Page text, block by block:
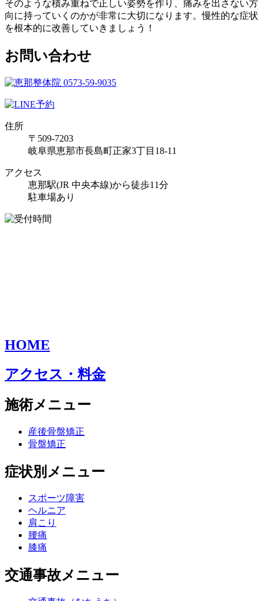
そのような積み重ねで正しい姿勢を作り、痛みを出さない方
向に持っていくのかが非常に大切になります。慢性的な症状
を根本的に改善していきましょう！
お問い合わせ
住所
〒509-7203
岐阜県恵那市長島町正家3丁目18-11
アクセス
恵那駅(JR 中央本線)から徒歩11分
駐車場あり
HOME
アクセス・料金
施術メニュー
産後骨盤矯正
骨盤矯正
症状別メニュー
スポーツ障害
ヘルニア
肩こり
腰痛
膝痛
交通事故メニュー